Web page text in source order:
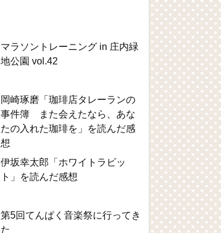
マラソントレーニング in 庄内緑
地公園 vol.42
岡崎琢磨「珈琲店タレーランの
事件簿 また会えたなら、あな
たの入れた珈琲を」を読んだ感
想
伊坂幸太郎「ホワイトラビッ
ト」を読んだ感想
第5回てんぱく音楽祭に行ってき
た